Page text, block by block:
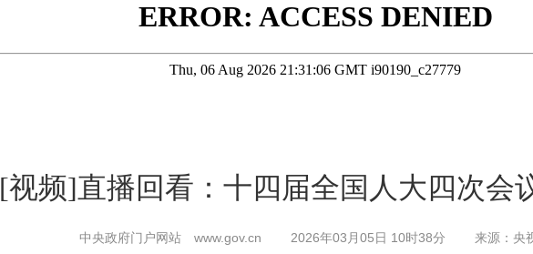
[视频]直播回看：十四届全国人大四次会
中央政府门户网站 www.gov.cn 2026年03月05日 10时38分 来源：央